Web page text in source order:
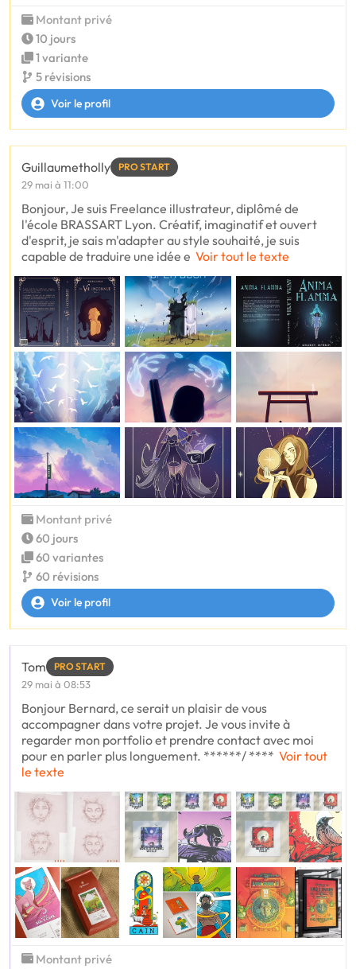
Montant privé
10 jours
1 variante
5 révisions
Voir le profil
Guillaumetholly PRO START
29 mai à 11:00
Bonjour, Je suis Freelance illustrateur, diplômé de
l'école BRASSART Lyon. Créatif, imaginatif et ouvert
d'esprit, je sais m'adapter au style souhaité, je suis
capable de traduire une idée e Voir tout le texte
Montant privé
60 jours
60 variantes
60 révisions
Voir le profil
Tom PRO START
29 mai à 08:53
Bonjour Bernard, ce serait un plaisir de vous
accompagner dans votre projet. Je vous invite à
regarder mon portfolio et prendre contact avec moi
pour en parler plus longuement. ******/ **** Voir tout
le texte
Montant privé